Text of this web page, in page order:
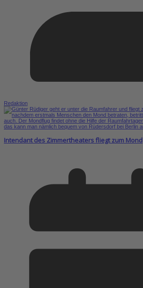
Redaktion
Intendant des Zimmertheaters fliegt zum Mond